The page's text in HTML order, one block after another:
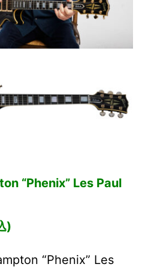
“Phenix” Les Paul
)
“Phenix” Les